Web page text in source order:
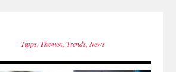
Tipps, Themen, Trends, News